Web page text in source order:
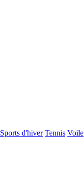
Sports d'hiver Tennis Voile